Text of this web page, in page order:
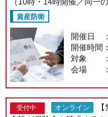
（10時・14時開催／同一の
資産防衛
開催日
開催時間：
対象
会場
受付中 オンライン